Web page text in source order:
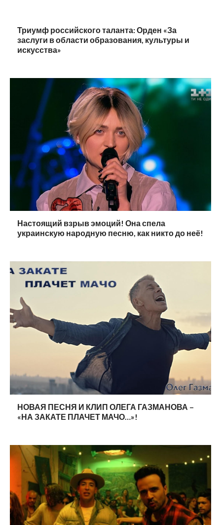
Триумф российского таланта: Орден «За
заслуги в области образования, культуры и
искусства»
Настоящий взрыв эмоций! Она спела
украинскую народную песню, как никто до неё!
НОВАЯ ПЕСНЯ И КЛИП ОЛЕГА ГАЗМАНОВА –
«НА ЗАКАТЕ ПЛАЧЕТ МАЧО…»!